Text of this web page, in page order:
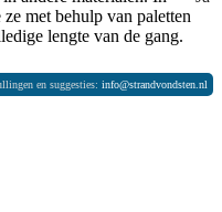
met behulp van paletten
lengte van de gang.
en suggesties: info@strandvondsten.nl